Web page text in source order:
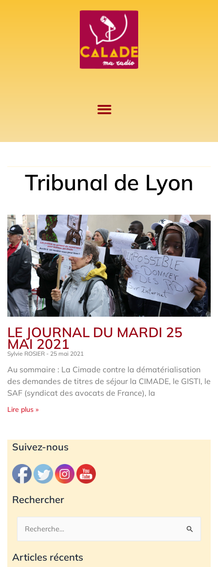
Tribunal de Lyon
LE JOURNAL DU MARDI 25
MAI 2021
Sylvie ROSIER 25 mai 2021
Au sommaire : La Cimade contre la dématérialisation
des demandes de titres de séjour la CIMADE, le GISTI, le
SAF (syndicat des avocats de France), la
Lire plus »
Suivez-nous
Rechercher
Rechercher :
Articles récents
Archives